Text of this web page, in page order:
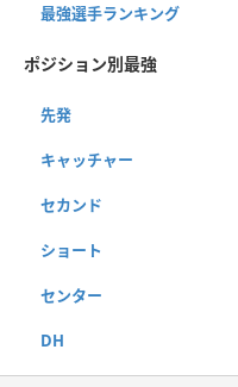
最強選手ランキング
ポジション別最強
先発
キャッチャー
セカンド
ショート
センター
DH